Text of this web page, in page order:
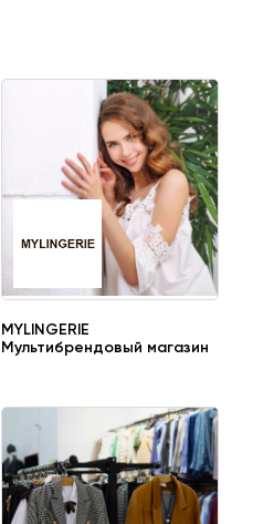
MYLINGERIE
Мультибрендовый магазин